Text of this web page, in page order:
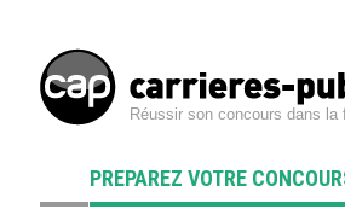
Réussir son concours dans la
PREPAREZ VOTRE